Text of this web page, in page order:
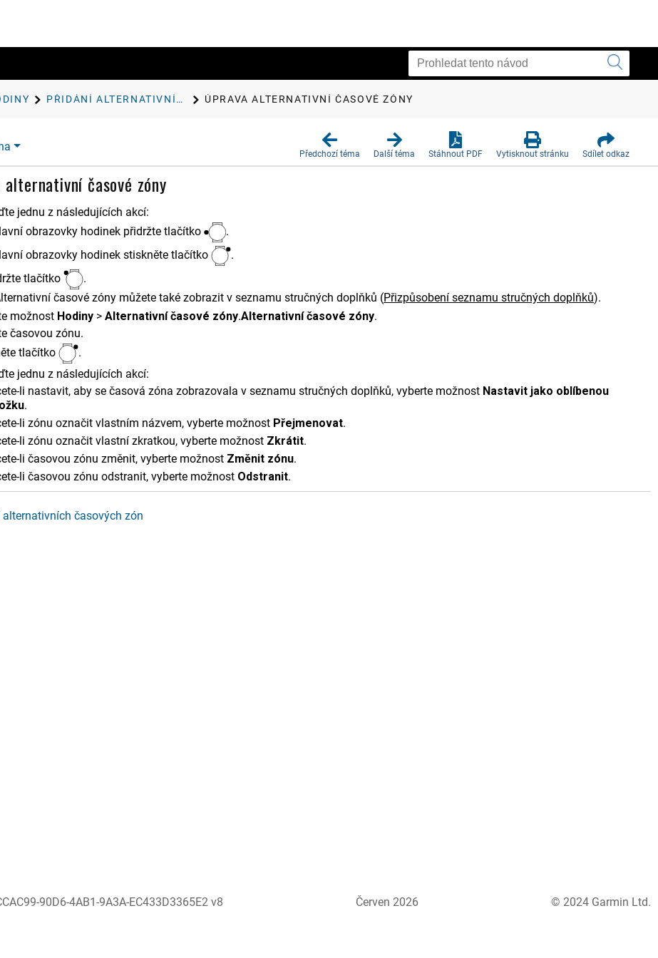
PŘIDÁNÍ ALTERNATIVNÍCH ČASOVÝCH ZÓN ÚPRAVA ALTERNATIVNÍ ČASOVÉ ZÓNY
Předchozí téma Další téma Stáhnout PDF Vytisknout stránku Sdílet odkaz
alternativní časové zóny
jednu z následujících akcí:
obrazovky hodinek přidržte tlačítko
.
obrazovky hodinek stiskněte tlačítko
.
tlačítko
.
časové zóny můžete také zobrazit v seznamu stručných doplňků (Přizpůsobení seznamu stručných doplňků).
možnost Hodiny > Alternativní časové zóny.Alternativní časové zóny.
časovou zónu.
tlačítko
.
jednu z následujících akcí:
li nastavit, aby se časová zóna zobrazovala v seznamu stručných doplňků, vyberte možnost Nastavit jako ob​líbenou
.
li zónu označit vlastním názvem, vyberte možnost Přejmenovat.
li zónu označit vlastní zkratkou, vyberte možnost Zkrátit.
li časovou zónu změnit, vyberte možnost Změnit zónu.
li časovou zónu odstranit, vyberte možnost Odstranit.
alternativních časových zón
90D6-4AB1-9A3A-EC433D3365E2 v8 Červen 2026 © 2024 Garmin Ltd.